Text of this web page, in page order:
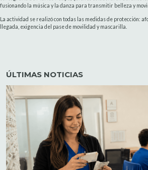
fusionando la música y la danza para transmitir belleza y
La actividad se realizó con todas las medidas de protección:
llegada, exigencia del pase de movilidad y mascarilla.
ÚLTIMAS NOTICIAS